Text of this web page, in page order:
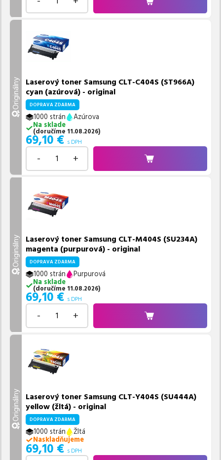
Originálny Laserový toner Samsung CLT-C404S (ST966A)
cyan (azúrová) - original
DOPRAVA ZDARMA
1000 strán
Azúrova
Na sklade
(doručíme 11.08.2026)
69,10 € s DPH
- +
Originálny Laserový toner Samsung CLT-M404S (SU234A)
magenta (purpurová) - original
DOPRAVA ZDARMA
1000 strán
Purpurová
Na sklade
(doručíme 11.08.2026)
69,10 € s DPH
- +
Originálny Laserový toner Samsung CLT-Y404S (SU444A)
yellow (žltá) - original
DOPRAVA ZDARMA
1000 strán
Žltá
Naskladňujeme
69,10 € s DPH